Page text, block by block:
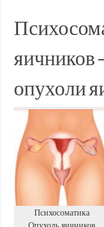
яичников
опухоли
Психосоматика
Опухоль яичников